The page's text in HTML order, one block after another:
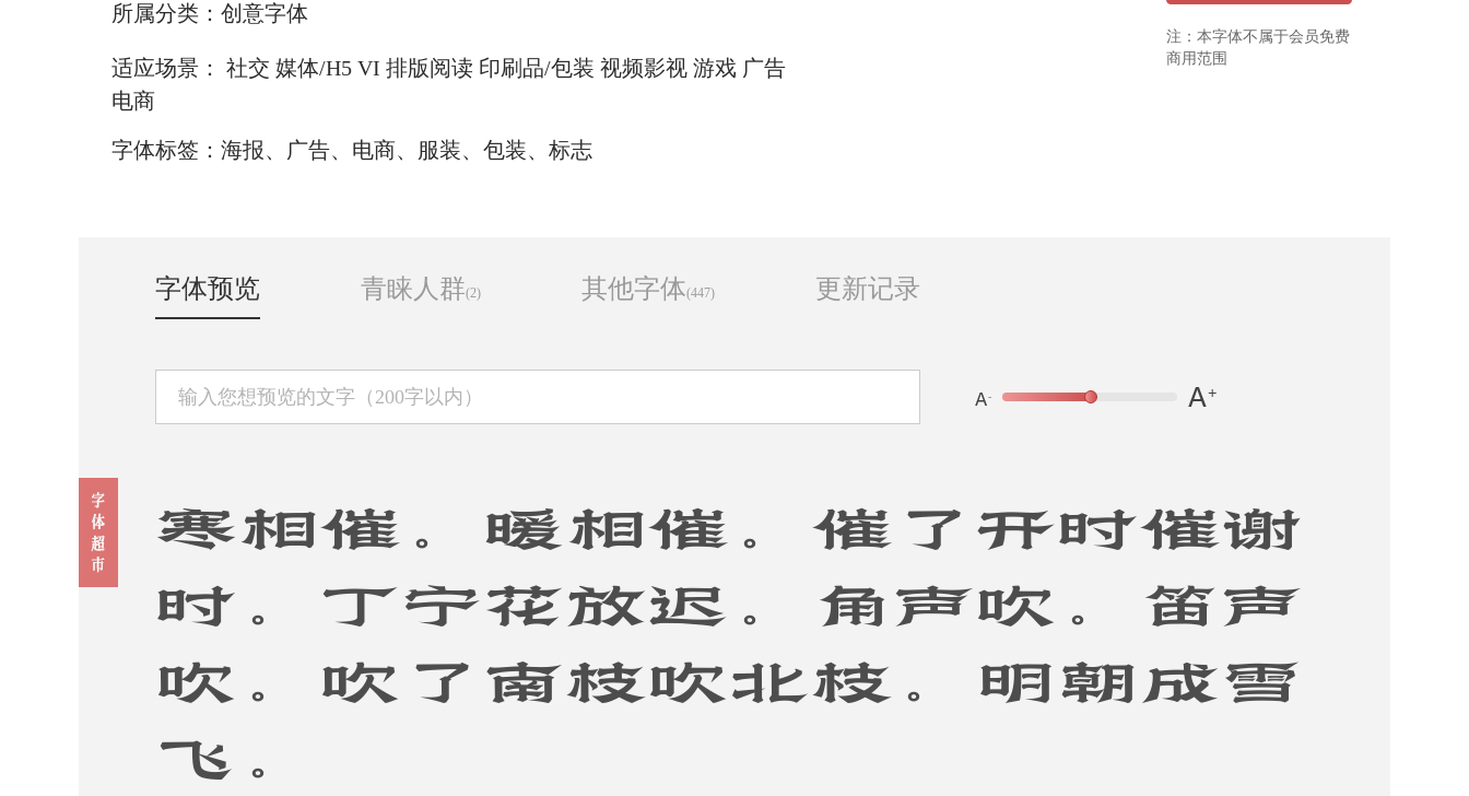
所属分类： 创意字体
适应场景： 社交 媒体/H5 VI 排版阅读 印刷品/包装 视频影视 游戏 广告
电商
字体标签：海报、广告、电商、服装、包装、标志
注：本字体不属于会员免费
商用范围
字体预览 青睐人群(2) 其他字体(447) 更新记录
寒相催。暖相催。催了开时催谢
时。丁宁花放迟。角声吹。笛声
吹。吹了南枝吹北枝。明朝成雪
飞。